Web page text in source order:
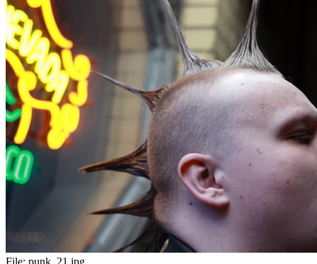
File: punk_21.jpg